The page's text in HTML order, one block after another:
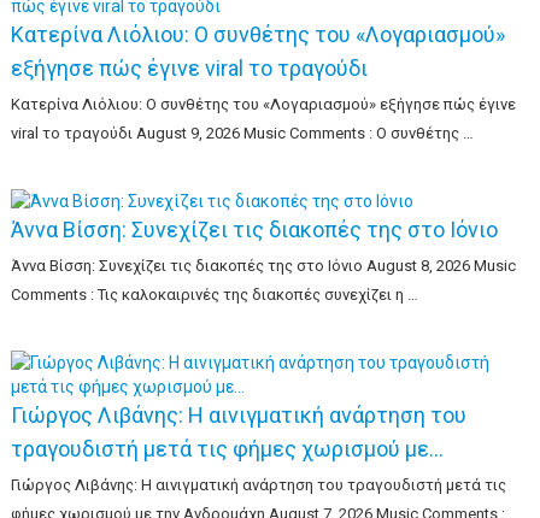
Κατερίνα Λιόλιου: Ο συνθέτης του «Λογαριασμού»
εξήγησε πώς έγινε viral το τραγούδι
Κατερίνα Λιόλιου: Ο συνθέτης του «Λογαριασμού» εξήγησε πώς έγινε
viral το τραγούδι August 9, 2026 Music Comments : Ο συνθέτης …
Άννα Βίσση: Συνεχίζει τις διακοπές της στο Ιόνιο
Άννα Βίσση: Συνεχίζει τις διακοπές της στο Ιόνιο August 8, 2026 Music
Comments : Τις καλοκαιρινές της διακοπές συνεχίζει η …
Γιώργος Λιβάνης: Η αινιγματική ανάρτηση του
τραγουδιστή μετά τις φήμες χωρισμού με…
Γιώργος Λιβάνης: Η αινιγματική ανάρτηση του τραγουδιστή μετά τις
φήμες χωρισμού με την Ανδρομάχη August 7, 2026 Music Comments :